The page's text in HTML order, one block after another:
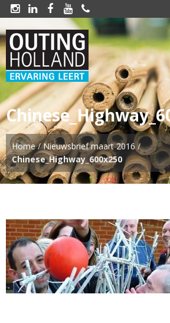
    
Home/Nieuwsbrief maart 2016/
Chinese_Highway_600x250